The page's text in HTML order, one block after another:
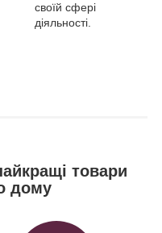
своїй сфері
діяльності.
товари
дому